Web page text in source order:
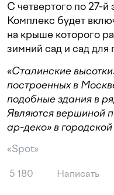
С четвертого по 27-й
Комплекс будет
на крыше которого
зимний сад и сад для
«Сталинские
построенных в
подобные здания в
Являются вершиной
ар-деко» в
«Spot»
5 180 Написать